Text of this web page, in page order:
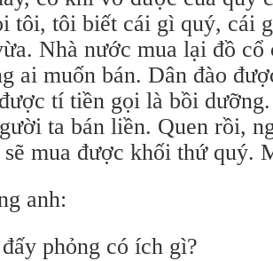
tôi, tôi biết cái gì quý, cái
Nhà nước mua lại đồ cổ
ai muốn bán. Dân đào
tí tiền gọi là bồi
ta bán liền. Quen rồi,
mua được khối thứ quý.
anh:
phỏng có ích gì?